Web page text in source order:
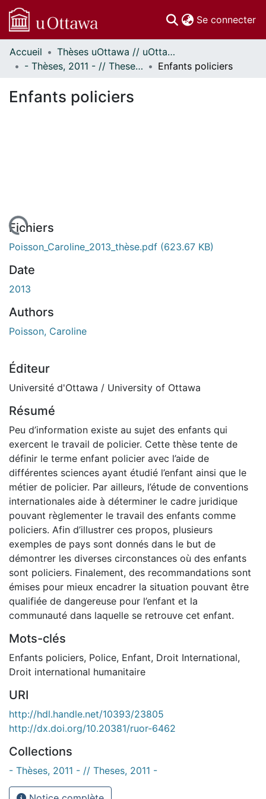
Se connecter
Communautés
et collections
Statistiques
Accueil
Thèses uOttawa // uOttawa Theses
- Thèses, 2011 - // Theses, 2011 -
Enfants policiers
Enfants policiers
En cours de chargement...
Fichiers
Poisson_Caroline_2013_thèse.pdf (623.67 KB)
Date
2013
Authors
Poisson, Caroline
Éditeur
Université d'Ottawa / University of Ottawa
Résumé
Peu d’information existe au sujet des enfants qui
exercent le travail de policier. Cette thèse tente de
définir le terme enfant policier avec l’aide de
différentes sciences ayant étudié l’enfant ainsi que le
métier de policier. Par ailleurs, l’étude de conventions
internationales aide à déterminer le cadre juridique
pouvant règlementer le travail des enfants comme
policiers. Afin d’illustrer ces propos, plusieurs
exemples de pays sont donnés dans le but de
démontrer les diverses circonstances où des enfants
sont policiers. Finalement, des recommandations sont
émises pour mieux encadrer la situation pouvant être
qualifiée de dangereuse pour l’enfant et la
communauté dans laquelle se retrouve cet enfant.
Mots-clés
Enfants policiers, Police, Enfant, Droit International,
Droit international humanitaire
URI
http://hdl.handle.net/10393/23805
http://dx.doi.org/10.20381/ruor-6462
Collections
- Thèses, 2011 - // Theses, 2011 -